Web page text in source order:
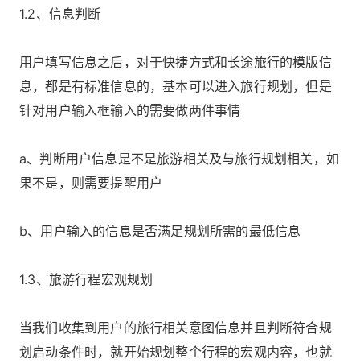
1.2、信息判断
用户填写信息之后，对于快捷方式和长途旅行的模版信
息，都是有标准信息的，基本可以进入旅行规划，但是
针对用户输入框输入的需要做两件事情
a、判断用户信息是不是旅游相关及与旅行规划相关，如
果不是，则需要提醒用户
b、用户输入的信息是否满足规划所需的最低信息
1.3、旅游行程宏观规划
当我们收集到用户的旅行相关意图信息并且判断符合规
划启动条件时，就开始规划整个行程的宏观内容，也就